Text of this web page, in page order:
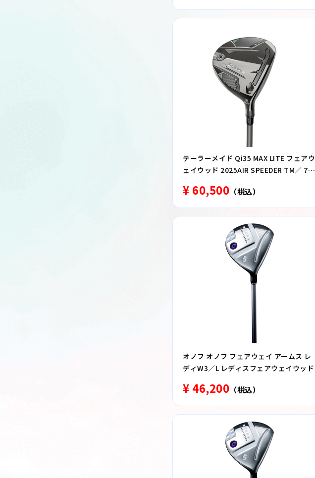
テーラーメイド Qi35 MAX LITE フェアウ
ェイウッド 2025AIR SPEEDER TM／ 7番
¥ 60,500 （税込）
オノフ オノフ フェアウェイ アームス レ
ディW3／L レディスフェアウェイウッド
¥ 46,200 （税込）